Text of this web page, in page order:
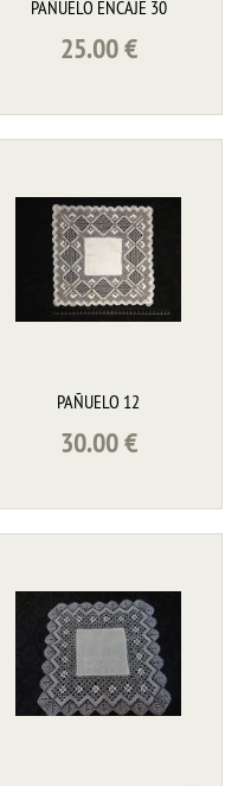
PAÑUELO ENCAJE 30
25.00€
PAÑUELO 12
30.00€